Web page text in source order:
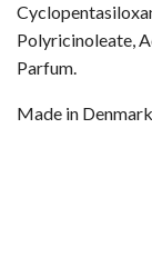
Polyricinoleate,
Parfum.
Made in Denmark